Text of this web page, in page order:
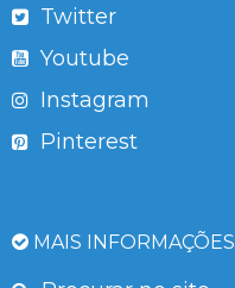
Twitter
Youtube
Instagram
Pinterest
MAIS INFORMAÇÕES